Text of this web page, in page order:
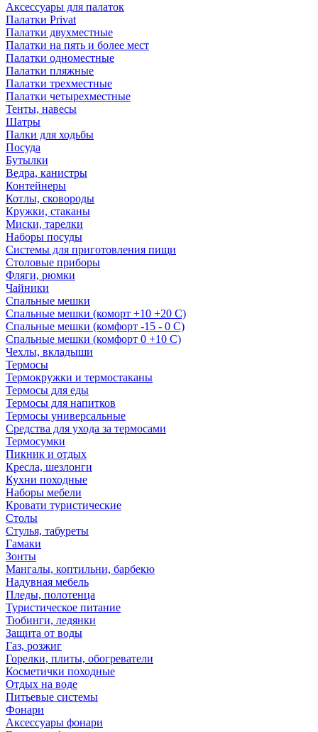
Аксессуары для палаток
Палатки Privat
Палатки двухместные
Палатки на пять и более мест
Палатки одноместные
Палатки пляжные
Палатки трехместные
Палатки четырехместные
Тенты, навесы
Шатры
Палки для ходьбы
Посуда
Бутылки
Ведра, канистры
Контейнеры
Котлы, сковороды
Кружки, стаканы
Миски, тарелки
Наборы посуды
Системы для приготовления пищи
Столовые приборы
Фляги, рюмки
Чайники
Спальные мешки
Спальные мешки (коморт +10 +20 С)
Спальные мешки (комфорт -15 - 0 С)
Спальные мешки (комфорт 0 +10 С)
Чехлы, вкладыши
Термосы
Термокружки и термостаканы
Термосы для еды
Термосы для напитков
Термосы универсальные
Средства для ухода за термосами
Термосумки
Пикник и отдых
Кресла, шезлонги
Кухни походные
Наборы мебели
Кровати туристические
Столы
Стулья, табуреты
Гамаки
Зонты
Мангалы, коптильни, барбекю
Надувная мебель
Пледы, полотенца
Туристическое питание
Тюбинги, ледянки
Защита от воды
Газ, розжиг
Горелки, плиты, обогреватели
Косметички походные
Отдых на воде
Питьевые системы
Фонари
Аксессуары фонари